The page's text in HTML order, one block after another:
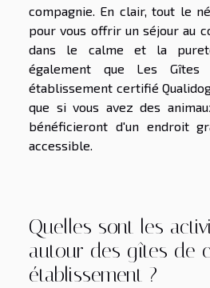
compagnie. En clair, tout le
pour vous offrir un séjour au
dans le calme et la
également que Les
établissement certifié
que si vous avez des
bénéficieront d'un endroit
accessible.
Quelles sont les
autour des gîtes de
établissement ?